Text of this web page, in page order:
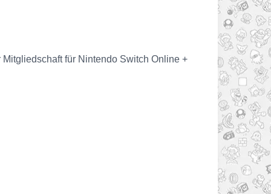
für Nintendo Switch Online +